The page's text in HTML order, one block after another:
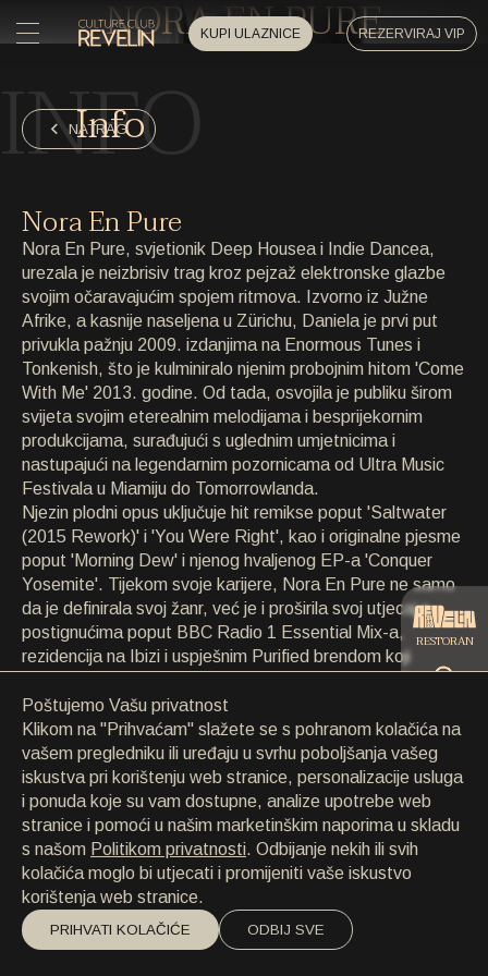
KUPI ULAZNICE REZERVIRAJ VIP
POČETNA
POČETNA
PRIVATNI DOGAĐAJI
PRIVATNI DOGAĐAJI
UMJETNICI
UMJETNICI
ARHIVA
ARHIVA
O NAMA
O NAMA
KONTAKT
KONTAKT
EN/HR
NORA EN PURE
NATRAG
INFO
Info
Nora En Pure
Nora En Pure, svjetionik Deep Housea i Indie Dancea,
urezala je neizbrisiv trag kroz pejzaž elektronske glazbe
svojim očaravajućim spojem ritmova. Izvorno iz Južne
Afrike, a kasnije naseljena u Zürichu, Daniela je prvi put
privukla pažnju 2009. izdanjima na Enormous Tunes i
Tonkenish, što je kulminiralo njenim probojnim hitom 'Come
With Me' 2013. godine. Od tada, osvojila je publiku širom
svijeta svojim eterealnim melodijama i besprijekornim
produkcijama, surađujući s uglednim umjetnicima i
nastupajući na legendarnim pozornicama od Ultra Music
Festivala u Miamiju do Tomorrowlanda.
Njezin plodni opus uključuje hit remikse poput 'Saltwater
(2015 Rework)' i 'You Were Right', kao i originalne pjesme
poput 'Morning Dew' i njenog hvaljenog EP-a 'Conquer
Yosemite'. Tijekom svoje karijere, Nora En Pure ne samo
da je definirala svoj žanr, već je i proširila svoj utjecaj s
postignućima poput BBC Radio 1 Essential Mix-a,
rezidencija na Ibizi i uspješnim Purified brendom koji
priznanjima koja uključuju Billboardov uspjeh i višestruke
IDMA nominacije, Nora En Pure nastavlja podizati svoj
status kao ikona elektronske glazbe, spremna za još
jednu značajnu godinu ispred.
RESTORAN
CATERING
PLAŽA
Poštujemo Vašu privatnost
Klikom na "Prihvaćam" slažete se s pohranom kolačića na
vašem pregledniku ili uređaju u svrhu poboljšanja vašeg
iskustva pri korištenju web stranice, personalizacije usluga
i ponuda koje su vam dostupne, analize upotrebe web
stranice i pomoći u našim marketinškim naporima u skladu
s našom Politikom privatnosti. Odbijanje nekih ili svih
kolačića moglo bi utjecati i promijeniti vaše iskustvo
korištenja web stranice.
PRIHVATI KOLAČIĆE ODBIJ SVE